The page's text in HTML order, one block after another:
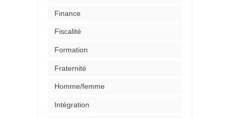
Finance
Fiscalité
Formation
Fraternité
Homme/femme
Intégration